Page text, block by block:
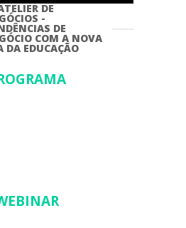
DE
-
DE
COM A NOVA
DA EDUCAÇÃO